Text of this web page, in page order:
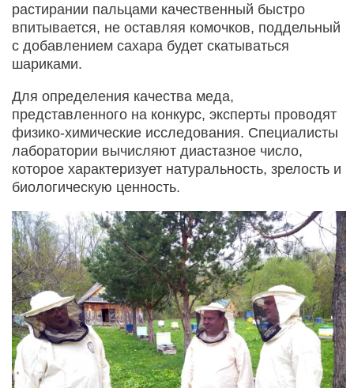
растирании пальцами качественный быстро
впитывается, не оставляя комочков, поддельный
с добавлением сахара будет скатываться
шариками.
Для определения качества меда,
представленного на конкурс, эксперты проводят
физико-химические исследования. Специалисты
лаборатории вычисляют диастазное число,
которое характеризует натуральность, зрелость и
биологическую ценность.